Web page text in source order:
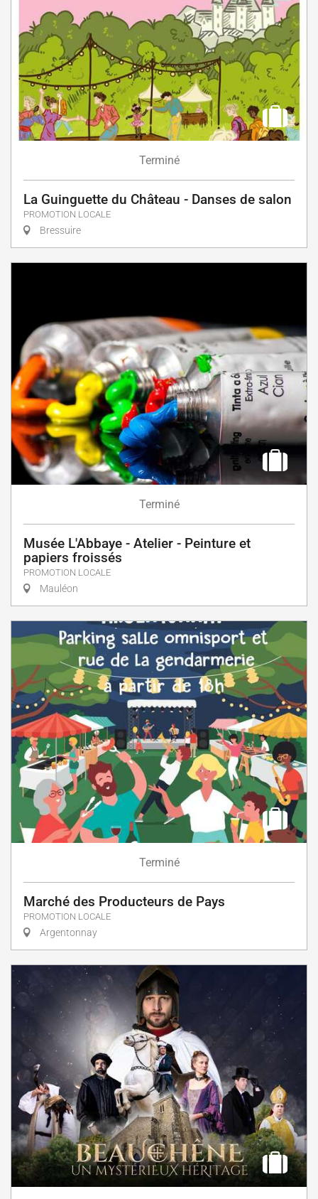
Terminé
La Guinguette du Château - Danses de salon
PROMOTION LOCALE
Bressuire
Terminé
Musée L'Abbaye - Atelier - Peinture et
papiers froissés
PROMOTION LOCALE
Mauléon
Terminé
Marché des Producteurs de Pays
PROMOTION LOCALE
Argentonnay